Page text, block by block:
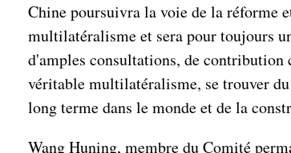
Chine poursuivra la voie de la réforme
multilatéralisme et sera pour toujours
d'amples consultations, de contribution
véritable multilatéralisme, se trouver
long terme dans le monde et de la
Wang Huning, membre du Comité